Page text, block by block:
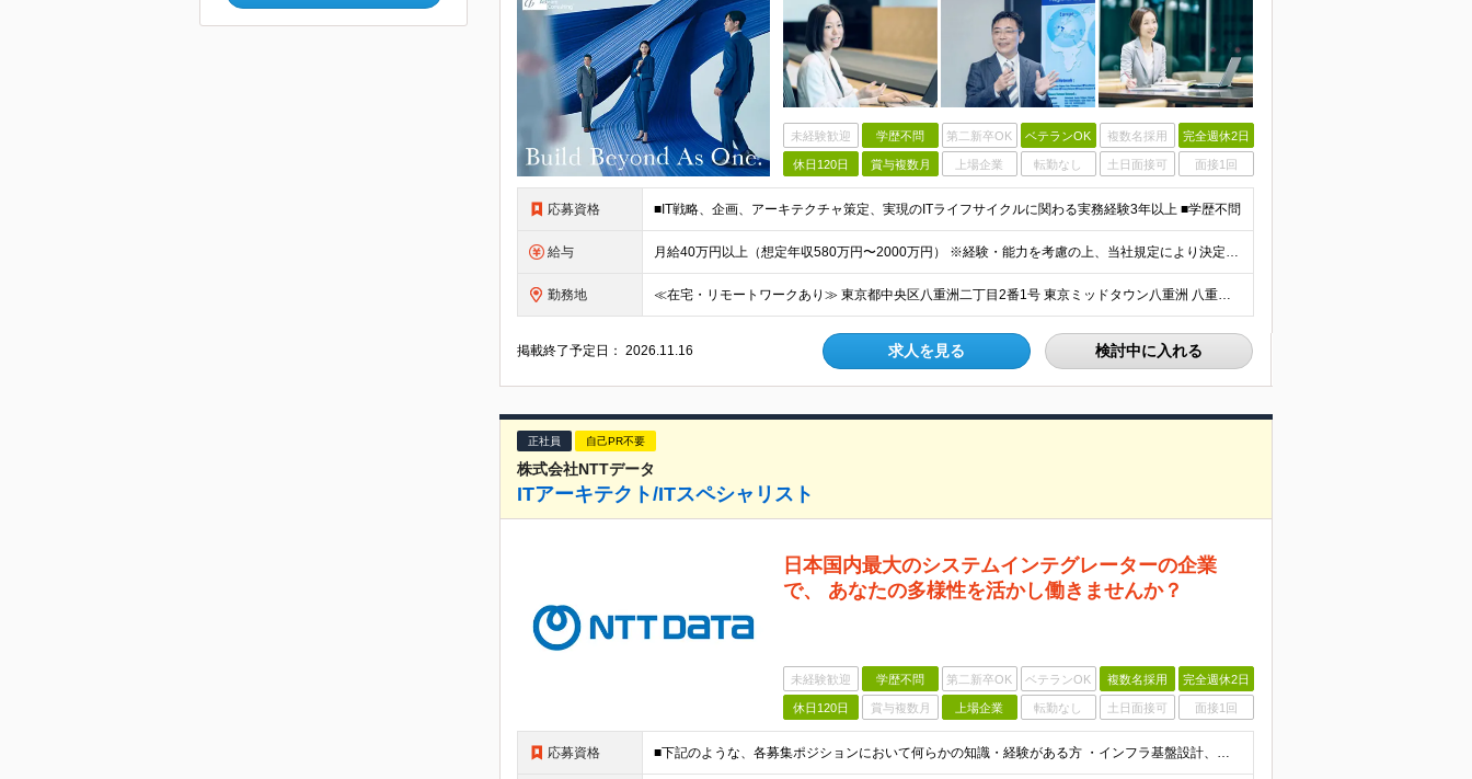
未経験歓迎 学歴不問 第二新卒OK ベテランOK 複数名採用 完全週休2日
休日120日 賞与複数月 上場企業 転勤なし 土日面接可 面接1回
応募資格 ■IT戦略、企画、アーキテクチャ策定、実現のITライフサイクルに関わる実務経験3年以上 ■学歴不問
給与 月給40万円以上（想定年収580万円〜2000万円） ※経験・能力を考慮の上、当社規定により決定します。 ※賞与年2回支給 ※試用期間：原則6ヶ月（試用期間中の労働条件は本採用時と同様） ※残業代は全
勤務地 ≪在宅・リモートワークあり≫ 東京都中央区八重洲二丁目2番1号 東京ミッドタウン八重洲 八重洲セントラルタワー15階 ※プロジェクトによりその他全国、海外あり ※在宅勤務制度、リモートワーク制度あり
掲載終了予定日：2026.11.16 求人を見る 検討中に入れる
正社員 自己PR不要
株式会社NTTデータ
ITアーキテクト/ITスペシャリスト
日本国内最大のシステムインテグレーターの企業
で、 あなたの多様性を活かし働きませんか？
未経験歓迎 学歴不問 第二新卒OK ベテランOK 複数名採用 完全週休2日
休日120日 賞与複数月 上場企業 転勤なし 土日面接可 面接1回
応募資格 ■下記のような、各募集ポジションにおいて何らかの知識・経験がある方 ・インフラ基盤設計、構築経験/2年以上 ・基盤技術の基本的な理解（OS、ネットワーク、RDBMS、プログラミング等） ・流暢な日本